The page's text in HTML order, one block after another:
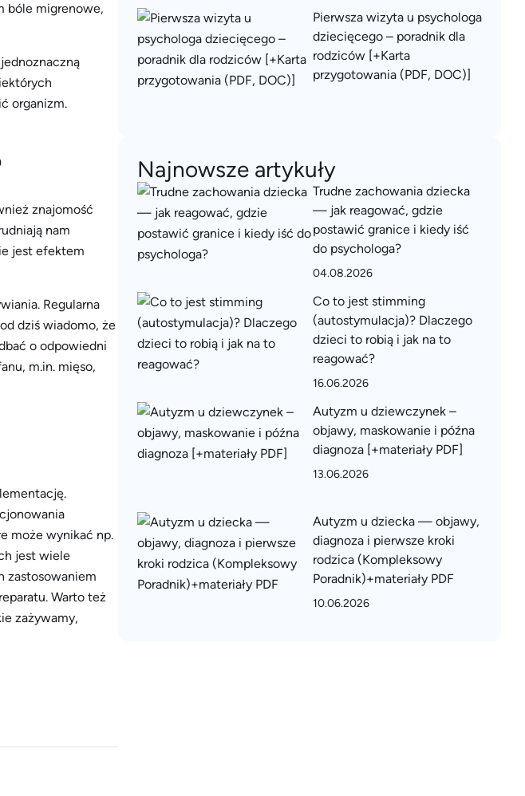
bóle migrenowe,
organizm.
znajomość
nam
jest efektem
Regularna
dziś wiadomo, że
o odpowiedni
m.in. mięso,
może wynikać np.
jest wiele
zastosowaniem
Warto też
zażywamy,
Pierwsza wizyta u psychologa
dziecięcego – poradnik dla
rodziców [+Karta
przygotowania (PDF, DOC)]
Najnowsze artykuły
Trudne zachowania dziecka
— jak reagować, gdzie
postawić granice i kiedy iść
do psychologa?
04.08.2026
Co to jest stimming
(autostymulacja)? Dlaczego
dzieci to robią i jak na to
reagować?
16.06.2026
Autyzm u dziewczynek –
objawy, maskowanie i późna
diagnoza [+materiały PDF]
13.06.2026
Autyzm u dziecka — objawy,
diagnoza i pierwsze kroki
rodzica (Kompleksowy
Poradnik)+materiały PDF
10.06.2026